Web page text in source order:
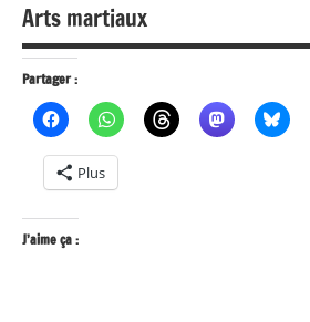
Arts martiaux
Partager :
Plus
J’aime ça :